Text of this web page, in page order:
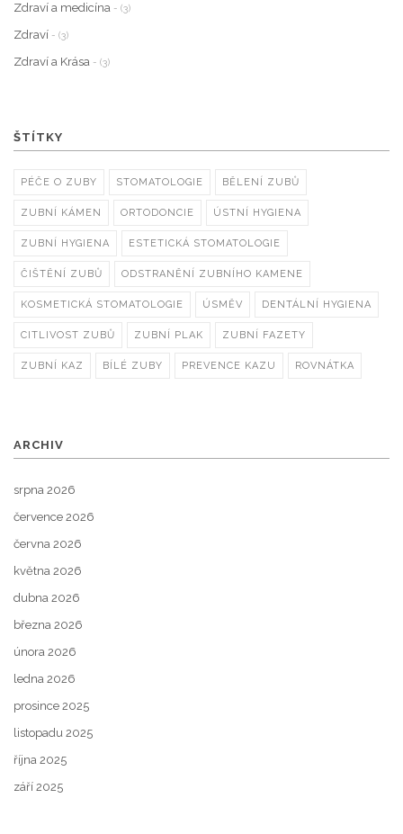
Zdraví a medicína - (3)
Zdraví - (3)
Zdraví a Krása - (3)
ŠTÍTKY
PÉČE O ZUBY STOMATOLOGIE BĚLENÍ ZUBŮ
ZUBNÍ KÁMEN ORTODONCIE ÚSTNÍ HYGIENA
ZUBNÍ HYGIENA ESTETICKÁ STOMATOLOGIE
ČIŠTĚNÍ ZUBŮ ODSTRANĚNÍ ZUBNÍHO KAMENE
KOSMETICKÁ STOMATOLOGIE ÚSMĚV DENTÁLNÍ HYGIENA
CITLIVOST ZUBŮ ZUBNÍ PLAK ZUBNÍ FAZETY
ZUBNÍ KAZ BÍLÉ ZUBY PREVENCE KAZU ROVNÁTKA
ARCHIV
srpna 2026
července 2026
června 2026
května 2026
dubna 2026
března 2026
února 2026
ledna 2026
prosince 2025
listopadu 2025
října 2025
září 2025